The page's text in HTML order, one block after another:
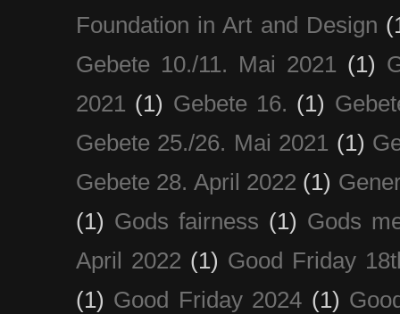
Foundation in Art and Design
Gebete 10./11. Mai 2021 (1)
2021 (1) Gebete 16. (1)
Gebete 25./26. Mai 2021 (1)
Gebete 28. April 2022 (1)
(1) Gods fairness (1) Gods
April 2022 (1) Good Friday
(1) Good Friday 2024 (1)